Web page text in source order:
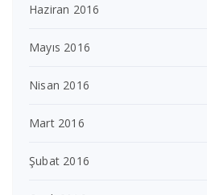
Haziran 2016
Mayıs 2016
Nisan 2016
Mart 2016
Şubat 2016